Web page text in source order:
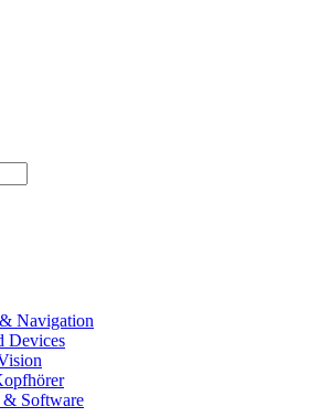
Navigation
Devices
& Software